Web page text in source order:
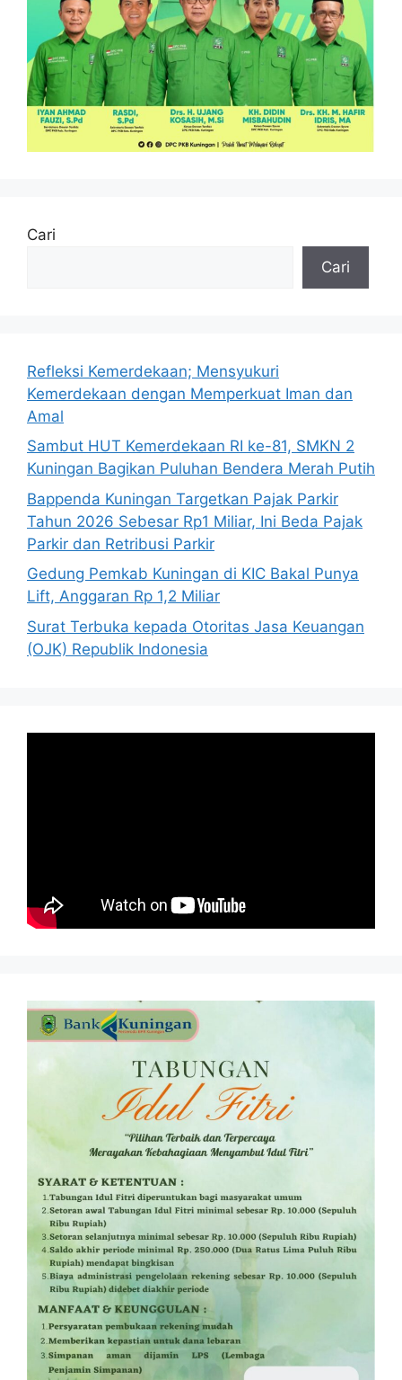
Cari
Cari
Refleksi Kemerdekaan; Mensyukuri
Kemerdekaan dengan Memperkuat Iman dan
Amal
Sambut HUT Kemerdekaan RI ke-81, SMKN 2
Kuningan Bagikan Puluhan Bendera Merah Putih
Bappenda Kuningan Targetkan Pajak Parkir
Tahun 2026 Sebesar Rp1 Miliar, Ini Beda Pajak
Parkir dan Retribusi Parkir
Gedung Pemkab Kuningan di KIC Bakal Punya
Lift, Anggaran Rp 1,2 Miliar
Surat Terbuka kepada Otoritas Jasa Keuangan
(OJK) Republik Indonesia